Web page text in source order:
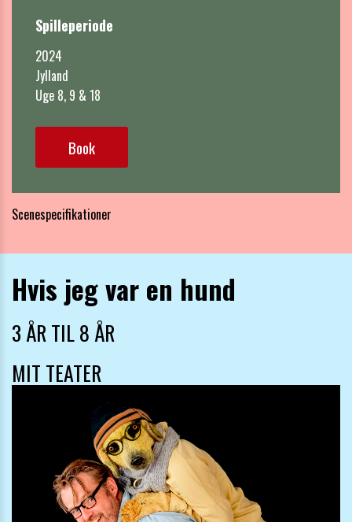
Spilleperiode
2024
Jylland
Uge 8, 9 & 18
Book
Scenespecifikationer
Hvis jeg var en hund
3 ÅR TIL 8 ÅR
MIT TEATER